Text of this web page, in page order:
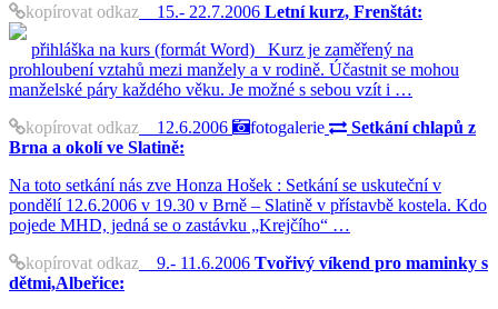
kopírovat odkaz 15.- 22.7.2006 Letní kurz, Frenštát:
přihláška na kurs (formát Word) Kurz je zaměřený na
prohloubení vztahů mezi manžely a v rodině. Účastnit se mohou
manželské páry každého věku. Je možné s sebou vzít i …
kopírovat odkaz 12.6.2006 fotogalerie
Setkání chlapů z
Brna a okolí ve Slatině:
Na toto setkání nás zve Honza Hošek : Setkání se uskuteční v
pondělí 12.6.2006 v 19.30 v Brně – Slatině v přístavbě kostela. Kdo
pojede MHD, jedná se o zastávku „Krejčího“ …
kopírovat odkaz 9.- 11.6.2006 Tvořivý víkend pro maminky s
dětmi,Albeřice: